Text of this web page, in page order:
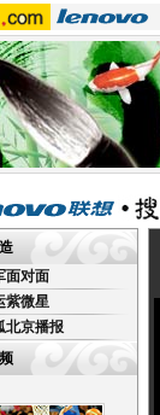
面对面
紫微星
北京播报